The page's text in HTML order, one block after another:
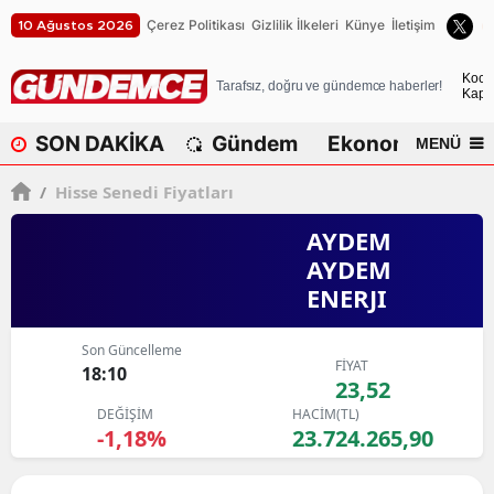
10 Ağustos 2026 Çerez Politikası Gizlilik İlkeleri Künye İletişim
Tarafsız, doğru ve gündemce haberler!
SON DAKİKA Gündem Ekonomi MENÜ
/ Hisse Senedi Fiyatları
AYDEM
AYDEM
ENERJI
Son Güncelleme
18:10 FİYAT
23,52
DEĞİŞİM
-1,18%
HACİM(TL)
23.724.265,90